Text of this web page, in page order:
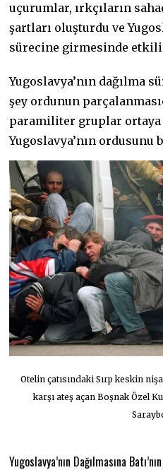
uçurumlar, ırkçıların
şartları oluşturdu ve
sürecine girmesinde etkili
Yugoslavya’nın dağılma
şey ordunun
paramiliter gruplar ortaya
Yugoslavya’nın ordusunu
Otelin çatısındaki Sırp keskin
karşı ateş açan Boşnak Özel
Yugoslavya’nın Dağılmasına